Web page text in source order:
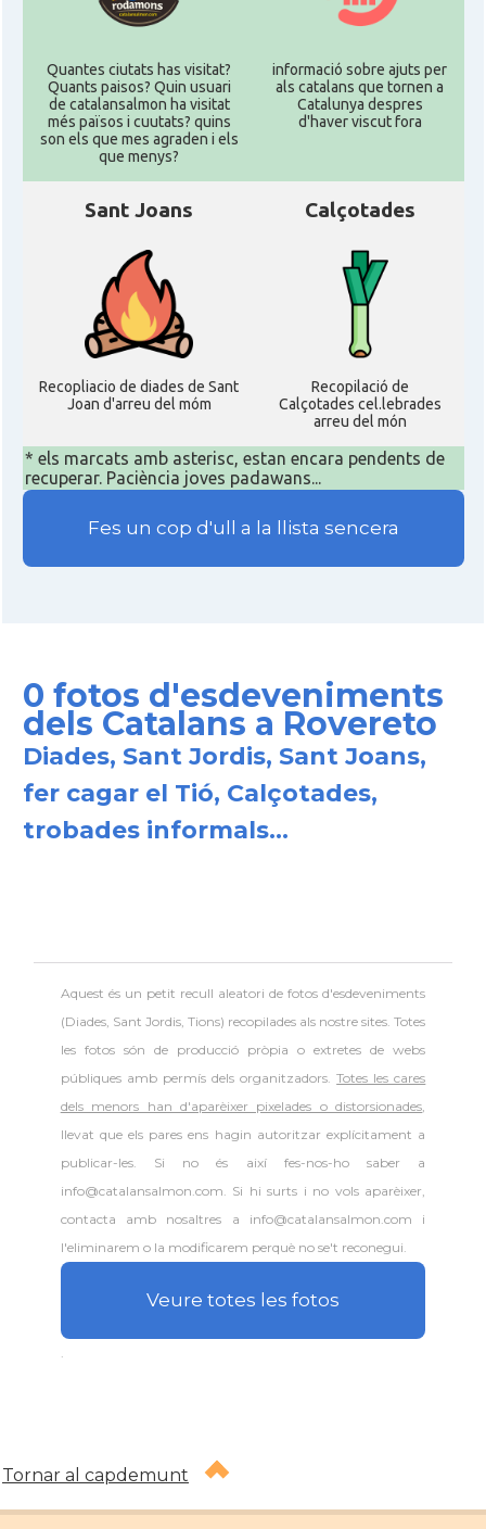
Quantes ciutats has visitat?
Quants paisos? Quin usuari
de catalansalmon ha visitat
més països i cuutats? quins
son els que mes agraden i els
que menys?
informació sobre ajuts per
als catalans que tornen a
Catalunya despres
d'haver viscut fora
Sant Joans
Recopliacio de diades de Sant
Joan d'arreu del móm
Calçotades
Recopilació de
Calçotades cel.lebrades
arreu del món
* els marcats amb asterisc, estan encara pendents de
recuperar. Paciència joves padawans...
Fes un cop d'ull a la llista sencera
0 fotos d'esdeveniments
dels Catalans a Rovereto
Diades, Sant Jordis, Sant Joans,
fer cagar el Tió, Calçotades,
trobades informals...
Aquest és un petit recull aleatori defotos d'esdeveniments
(Diades, Sant Jordis, Tions) recopilades als nostre sites. Totes
les fotos són de producció pròpia o extretes de webs
públiques amb permís dels organitzadors.Totes les cares
dels menors han d'aparèixer pixelades o distorsionades,
llevat que els pares ens hagin autoritzar explícitament a
publicar-les. Si no és així fes-nos-ho saber a
info@catalansalmon.com. Si hi surts i no vols aparèixer,
contacta amb nosaltres a info@catalansalmon.com i
l'eliminarem o la modificarem perquè no se't reconegui.
Veure totes les fotos
Tornar al capdemunt